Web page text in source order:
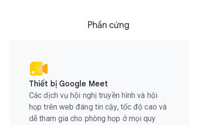
Phần cứng
Thiết bị Google Meet
Các dịch vụ hội nghị truyền hình và hội
họp trên web đáng tin cậy, tốc độ cao và
dễ tham gia cho phòng họp ở mọi quy